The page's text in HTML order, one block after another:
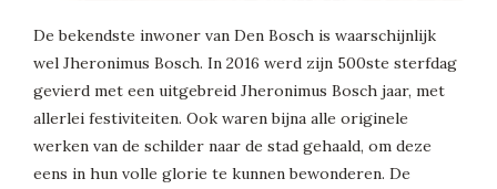
De bekendste inwoner van Den Bosch is waarschijnlijk
wel Jheronimus Bosch. In 2016 werd zijn 500ste sterfdag
gevierd met een uitgebreid Jheronimus Bosch jaar, met
allerlei festiviteiten. Ook waren bijna alle originele
werken van de schilder naar de stad gehaald, om deze
eens in hun volle glorie te kunnen bewonderen. De